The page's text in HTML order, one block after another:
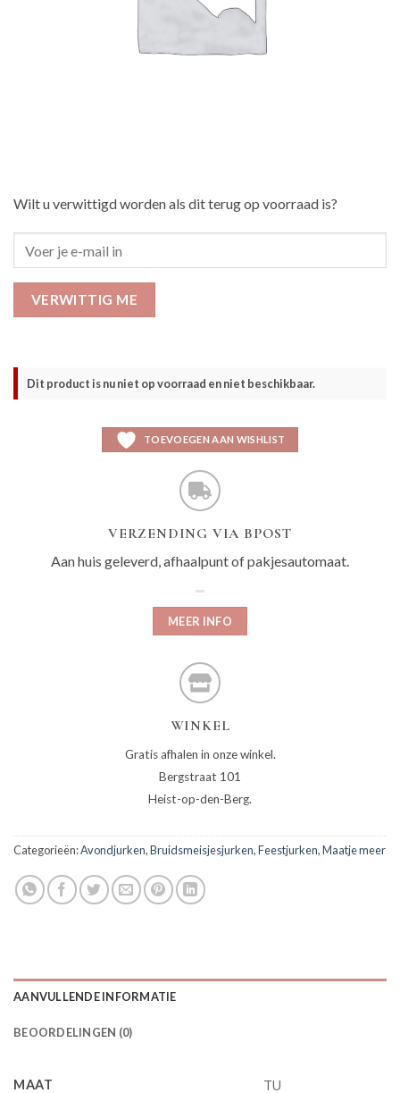
Wilt u verwittigd worden als dit terug op voorraad is?
VERWITTIG ME
Dit product is nu niet op voorraad en niet beschikbaar.
TOEVOEGEN AAN WISHLIST
VERZENDING VIA BPOST
Aan huis geleverd, afhaalpunt of pakjesautomaat.
MEER INFO
WINKEL
Gratis afhalen in onze winkel.
Bergstraat 101
Heist-op-den-Berg.
Categorieën:Avondjurken,Bruidsmeisjesjurken,Feestjurken,Maatje meer
AANVULLENDE INFORMATIE
BEOORDELINGEN (0)
MAAT TU